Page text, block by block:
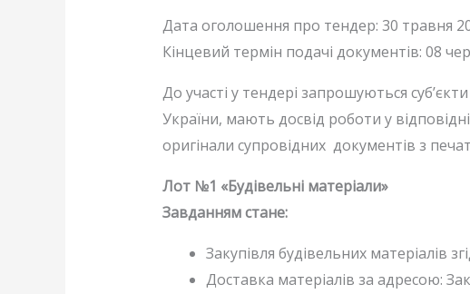
Дата оголошення про тендер: 30 травня
Кінцевий термін подачі документів: 08
До участі у тендері запрошуються
України, мають досвід роботи у
оригінали супровідних документів з
Лот №1 «Будівельні матеріали»
Завданням стане:
Закупівля будівельних матеріалів
Доставка матеріалів за адресою: